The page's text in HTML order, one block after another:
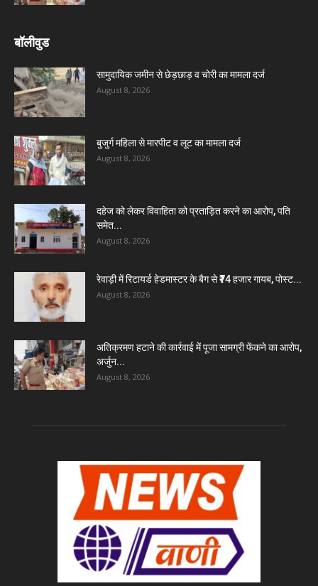
बॉलीवुड
सामुदायिक जमीन से छेड़छाड़ व चोरी का मामला दर्ज
August 8, 2026
बुजुर्ग महिला से मारपीट व लूट का मामला दर्ज
August 8, 2026
दहेज को लेकर विवाहिता को प्रताड़ित करने का आरोप, पति
समेत...
August 8, 2026
रेवाड़ी में रिटायर्ड हेडमास्टर के बैग से ₹74 हजार गायब, पोस्ट...
August 8, 2026
अतिक्रमण हटाने की कार्रवाई में पूजा सामग्री फेंकने का आरोप,
अर्जुन...
August 8, 2026